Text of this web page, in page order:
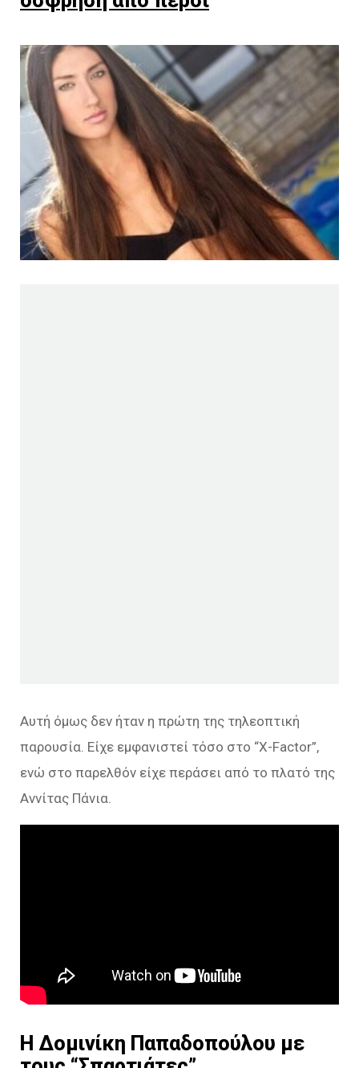
Aυτή όμως δεν ήταν η πρώτη της τηλεοπτική
παρουσία. Είχε εμφανιστεί τόσο στο “X-Factor”,
ενώ στο παρελθόν είχε περάσει από το πλατό της
Αννίτας Πάνια.
Η Δομινίκη Παπαδοπούλου με